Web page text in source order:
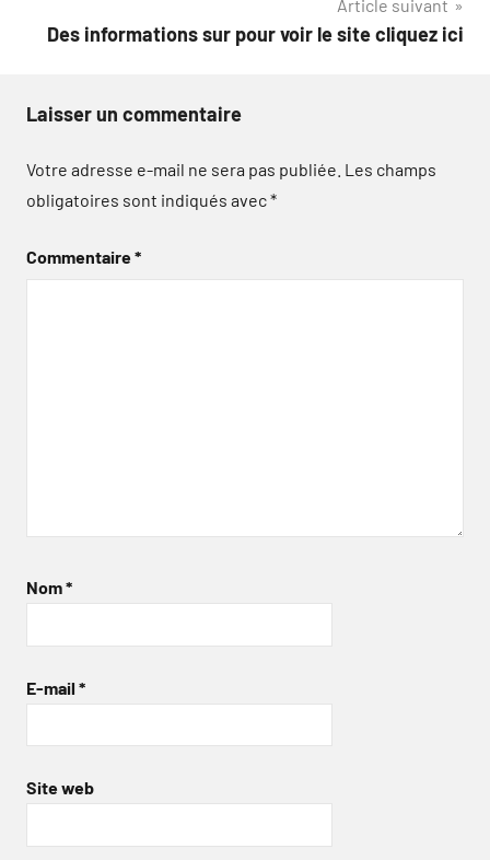
Article suivant
Des informations sur pour voir le site cliquez ici
Laisser un commentaire
Votre adresse e-mail ne sera pas publiée. Les champs
obligatoires sont indiqués avec*
Commentaire*
Nom*
E-mail *
Site web